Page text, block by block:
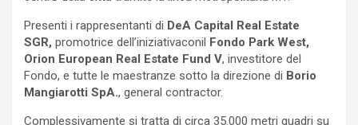
Presenti i rappresentanti di DeA Capital Real Estate
SGR, promotrice dell’iniziativaconil Fondo Park West,
Orion European Real Estate Fund V, investitore del
Fondo, e tutte le maestranze sotto la direzione di Borio
Mangiarotti SpA., general contractor.
Complessivamente si tratta di circa 35.000 metri quadri su